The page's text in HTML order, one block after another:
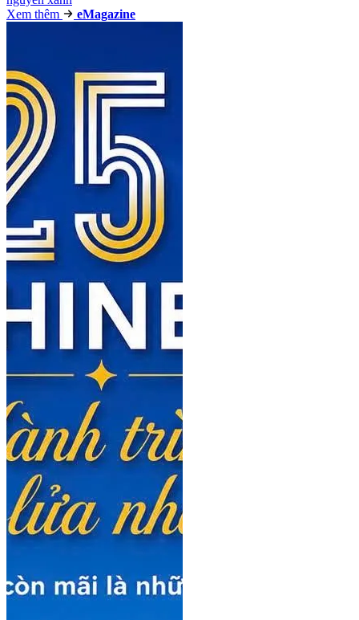
Xem thêm
eMagazine